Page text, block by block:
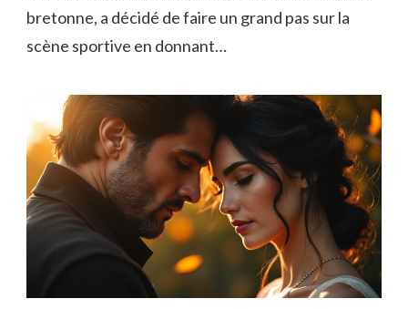
bretonne, a décidé de faire un grand pas sur la
scène sportive en donnant…